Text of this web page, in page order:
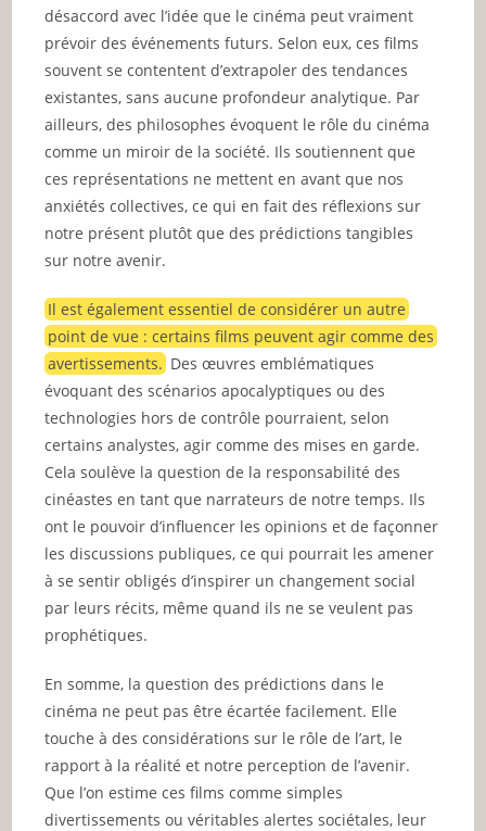
désaccord avec l’idée que le cinéma peut vraiment
prévoir des événements futurs. Selon eux, ces films
souvent se contentent d’extrapoler des tendances
existantes, sans aucune profondeur analytique. Par
ailleurs, des philosophes évoquent le rôle du cinéma
comme un miroir de la société. Ils soutiennent que
ces représentations ne mettent en avant que nos
anxiétés collectives, ce qui en fait des réflexions sur
notre présent plutôt que des prédictions tangibles
sur notre avenir.
Il est également essentiel de considérer un autre
point de vue : certains films peuvent agir comme des
avertissements. Des œuvres emblématiques
évoquant des scénarios apocalyptiques ou des
technologies hors de contrôle pourraient, selon
certains analystes, agir comme des mises en garde.
Cela soulève la question de la responsabilité des
cinéastes en tant que narrateurs de notre temps. Ils
ont le pouvoir d’influencer les opinions et de façonner
les discussions publiques, ce qui pourrait les amener
à se sentir obligés d’inspirer un changement social
par leurs récits, même quand ils ne se veulent pas
prophétiques.
En somme, la question des prédictions dans le
cinéma ne peut pas être écartée facilement. Elle
touche à des considérations sur le rôle de l’art, le
rapport à la réalité et notre perception de l’avenir.
Que l’on estime ces films comme simples
divertissements ou véritables alertes sociétales, leur